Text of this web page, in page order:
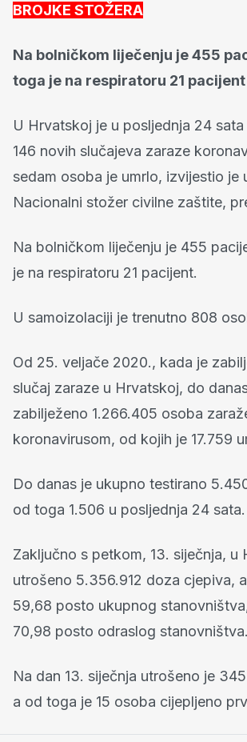
BROJKE STOŽERA
Na bolničkom liječenju je 455
toga je na respiratoru 21 pacijent
U Hrvatskoj je u posljednja 24
146 novih slučajeva zaraze
sedam osoba je umrlo, izvijestio je
Nacionalni stožer civilne zaštite,
Na bolničkom liječenju je 455
je na respiratoru 21 pacijent.
U samoizolaciji je trenutno 808
Od 25. veljače 2020., kada je
slučaj zaraze u Hrvatskoj, do
zabilježeno 1.266.405 osoba
koronavirusom, od kojih je 17.759
Do danas je ukupno testirano
od toga 1.506 u posljednja 24 sata.
Zaključno s petkom, 13. siječnja, u
utrošeno 5.356.912 doza cjepiva,
59,68 posto ukupnog
70,98 posto odraslog stanovništva.
Na dan 13. siječnja utrošeno je
a od toga je 15 osoba cijepljeno